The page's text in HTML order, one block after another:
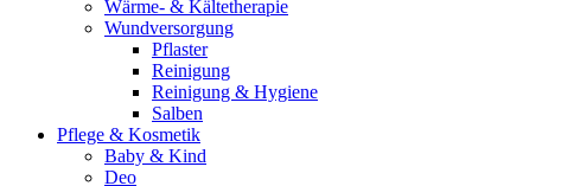
Wärme- & Kältetherapie
Wundversorgung
Pflaster
Reinigung
Reinigung & Hygiene
Salben
Pflege & Kosmetik
Baby & Kind
Deo